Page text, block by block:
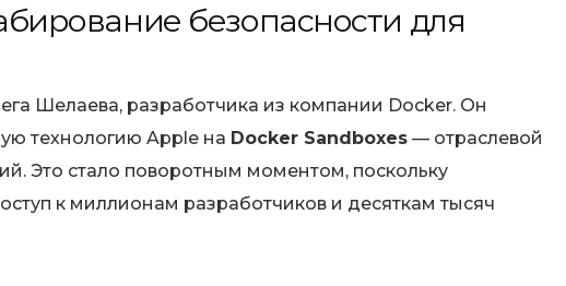
безопасности для
Шелаева, разработчика из компании Docker. Он
технологию Apple на Docker Sandboxes — отраслевой
Это стало поворотным моментом, поскольку
к миллионам разработчиков и десяткам тысяч